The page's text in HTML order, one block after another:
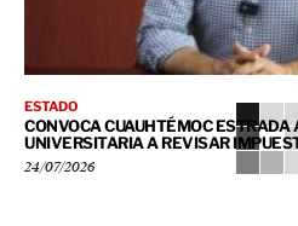
ESTADO
CONVOCA CUAUHTÉMOC ESTRADA
UNIVERSITARIA A REVISAR
24/07/2026